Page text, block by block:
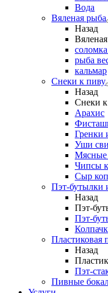
Вода
Вяленая рыба
Назад
рыба
кальмар
Снеки к пиву
Назад
Снеки
Арахис
Гренки
Уши
Мясные
Чипсы
Сыр
Пэт-бутылки
Назад
Пэт-
Пэт-
Пластиковая
Назад
Пэт-
Пивные